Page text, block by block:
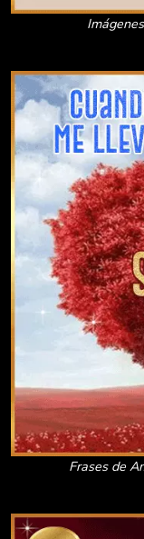
Frases de